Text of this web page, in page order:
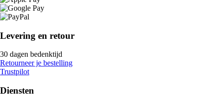
Levering en retour
30 dagen bedenktijd
Retourneer je bestelling
Trustpilot
Diensten